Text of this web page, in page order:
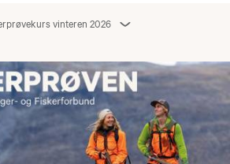
vinteren 2026